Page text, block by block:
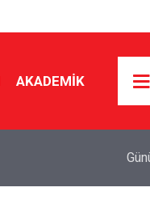
AKADEMİK
Ücretli